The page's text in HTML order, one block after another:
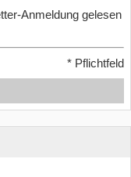
Anmeldung gelesen
* Pflichtfeld